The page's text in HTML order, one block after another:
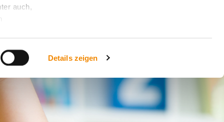
auch,
. Wenn
Cookie-
Sie:
Details zeigen